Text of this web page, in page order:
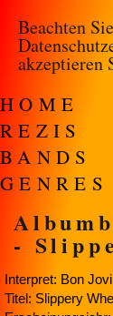
Beachten
akzeptieren
HOME
REZIS
BANDS
GENRES
-
Interpret: Bon Jovi
Titel: Slippery